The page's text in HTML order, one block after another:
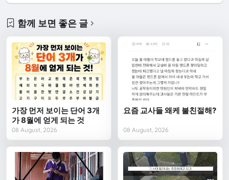
함께 보면 좋은 글
가장 먼저 보이는 단어 3개
가 8월에 얻게 되는 것
08 August, 2026
요즘 교사들 왜케 불친절해?
08 August, 2026